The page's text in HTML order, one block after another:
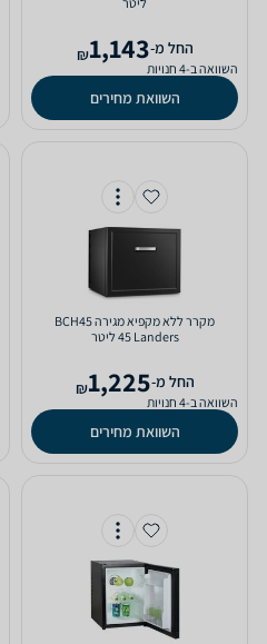
‫החל מ-1,143
₪
השוואה ב-4 חנויות
השוואת מחירים
מקרר ‏ללא מקפיא מגירה BCH45
Landers ‏45 ‏ליטר
‫החל מ-1,225
₪
השוואה ב-4 חנויות
השוואת מחירים